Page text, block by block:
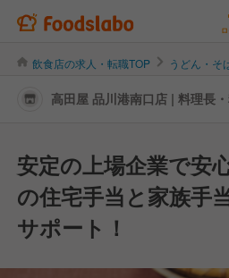
飲食店の求人・転職TOP うどん・そ
高田屋 品川港南口店 | 料理長
安定の上場企業で安
の住宅手当と家族手
サポート！